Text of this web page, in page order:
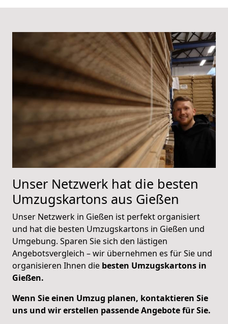
Unser Netzwerk hat die besten
Umzugskartons aus Gießen
Unser Netzwerk in Gießen ist perfekt organisiert
und hat die besten Umzugskartons in Gießen und
Umgebung. Sparen Sie sich den lästigen
Angebotsvergleich – wir übernehmen es für Sie und
organisieren Ihnen die besten Umzugskartons in
Gießen.
Wenn Sie einen Umzug planen, kontaktieren Sie
uns und wir erstellen passende Angebote für Sie.